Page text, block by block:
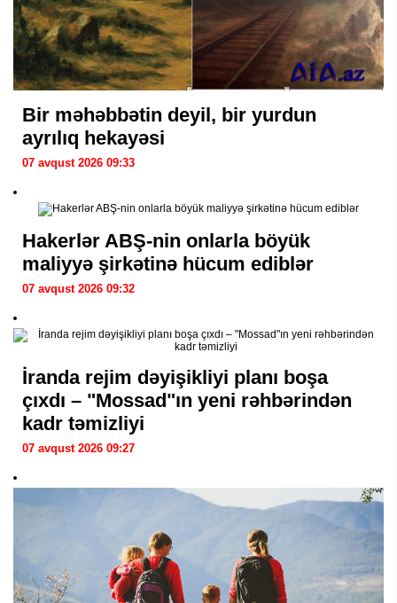
Bir məhəbbətin deyil, bir yurdun
ayrılıq hekayəsi
07 avqust 2026 09:33
Hakerlər ABŞ-nin onlarla böyük
maliyyə şirkətinə hücum ediblər
07 avqust 2026 09:32
İranda rejim dəyişikliyi planı boşa
çıxdı – "Mossad"ın yeni rəhbərindən
kadr təmizliyi
07 avqust 2026 09:27